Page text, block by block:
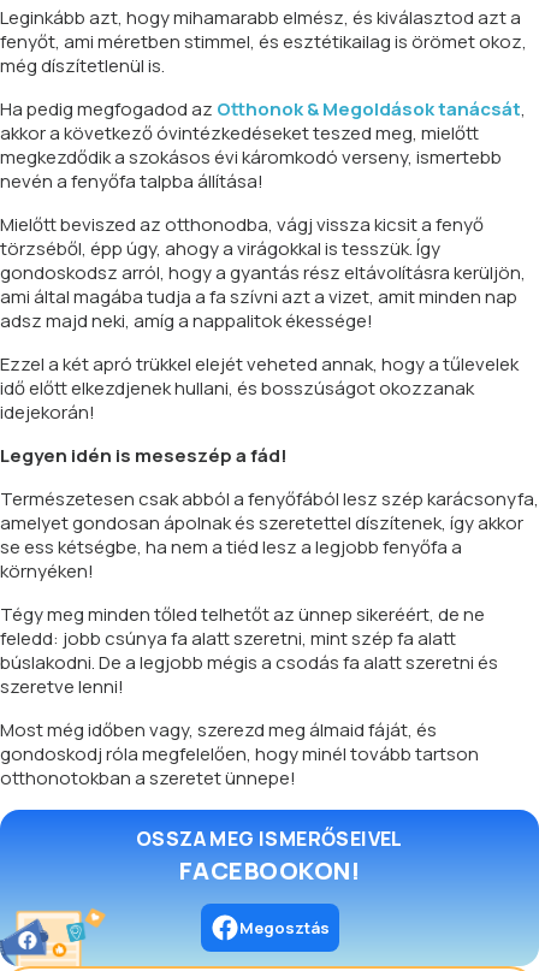
Leginkább azt, hogy mihamarabb elmész, és kiválasztod azt a
fenyőt, ami méretben stimmel, és esztétikailag is örömet okoz,
még díszítetlenül is.
Ha pedig megfogadod az Otthonok & Megoldások tanácsát,
akkor a következő óvintézkedéseket teszed meg, mielőtt
megkezdődik a szokásos évi káromkodó verseny, ismertebb
nevén a fenyőfa talpba állítása!
Mielőtt beviszed az otthonodba, vágj vissza kicsit a fenyő
törzséből, épp úgy, ahogy a virágokkal is tesszük. Így
gondoskodsz arról, hogy a gyantás rész eltávolításra kerüljön,
ami által magába tudja a fa szívni azt a vizet, amit minden nap
adsz majd neki, amíg a nappalitok ékessége!
Ezzel a két apró trükkel elejét veheted annak, hogy a tűlevelek
idő előtt elkezdjenek hullani, és bosszúságot okozzanak
idejekorán!
Legyen idén is meseszép a fád!
Természetesen csak abból a fenyőfából lesz szép karácsonyfa,
amelyet gondosan ápolnak és szeretettel díszítenek, így akkor
se ess kétségbe, ha nem a tiéd lesz a legjobb fenyőfa a
környéken!
Tégy meg minden tőled telhetőt az ünnep sikeréért, de ne
feledd: jobb csúnya fa alatt szeretni, mint szép fa alatt
búslakodni. De a legjobb mégis a csodás fa alatt szeretni és
szeretve lenni!
Most még időben vagy, szerezd meg álmaid fáját, és
gondoskodj róla megfelelően, hogy minél tovább tartson
otthonotokban a szeretet ünnepe!
OSSZA MEG ISMERŐSEIVEL
FACEBOOKON!
Megosztás